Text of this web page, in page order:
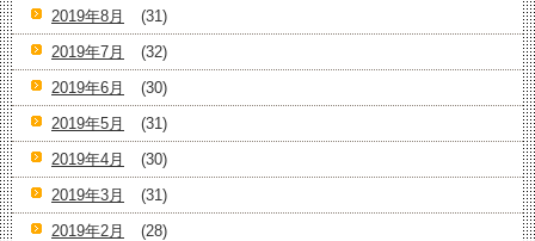
2019年8月
(31)
2019年7月
(32)
2019年6月
(30)
2019年5月
(31)
2019年4月
(30)
2019年3月
(31)
2019年2月
(28)